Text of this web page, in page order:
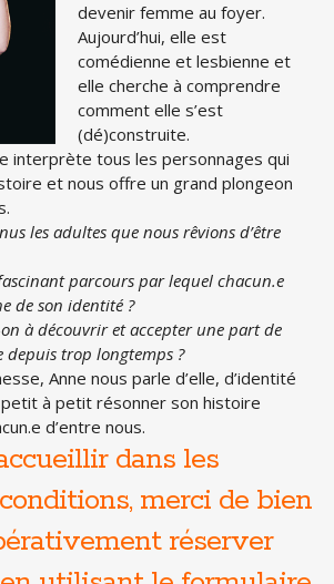
devenir femme au foyer.
Aujourd’hui, elle est
comédienne et lesbienne et
elle cherche à comprendre
comment elle s’est
(dé)construite.
interprète tous les personnages qui
et nous offre un grand plongeon
les adultes que nous rêvions d’être
parcours par lequel chacun.e
de son identité ?
à découvrir et accepter une part de
depuis trop longtemps ?
Anne nous parle d’elle, d’identité
à petit résonner son histoire
d’entre nous.
dans les
merci de bien
réserver